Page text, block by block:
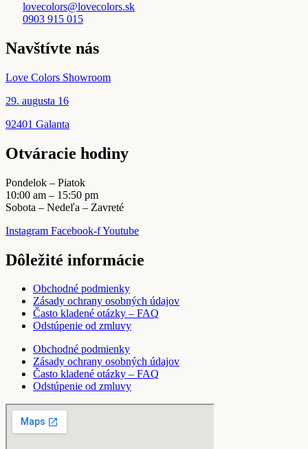
lovecolors@lovecolors.sk
0903 915 015
Navštívte nás
Love Colors Showroom
29. augusta 16
92401 Galanta
Otváracie hodiny
Pondelok – Piatok
10:00 am – 15:50 pm
Sobota – Nedeľa – Zavreté
Instagram Facebook-fYoutube
Dôležité informácie
Obchodné podmienky
Zásady ochrany osobných údajov
Často kladené otázky – FAQ
Odstúpenie od zmluvy
Obchodné podmienky
Zásady ochrany osobných údajov
Často kladené otázky – FAQ
Odstúpenie od zmluvy